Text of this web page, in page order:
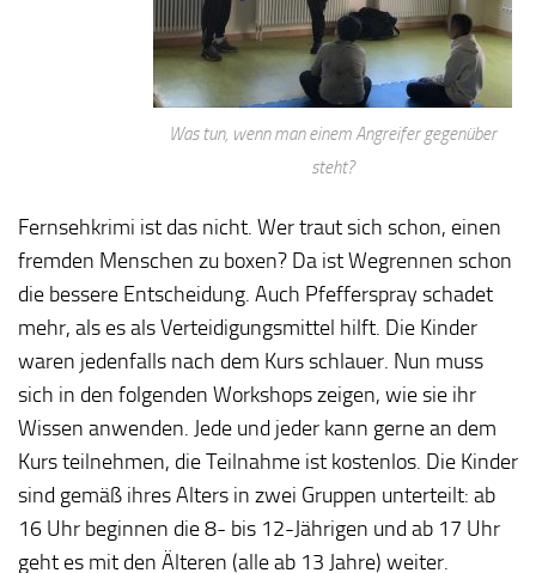
Was tun, wenn man einem Angreifer gegenüber
steht?
Fernsehkrimi ist das nicht. Wer traut sich schon, einen
fremden Menschen zu boxen? Da ist Wegrennen schon
die bessere Entscheidung. Auch Pfefferspray schadet
mehr, als es als Verteidigungsmittel hilft. Die Kinder
waren jedenfalls nach dem Kurs schlauer. Nun muss
sich in den folgenden Workshops zeigen, wie sie ihr
Wissen anwenden. Jede und jeder kann gerne an dem
Kurs teilnehmen, die Teilnahme ist kostenlos. Die Kinder
sind gemäß ihres Alters in zwei Gruppen unterteilt: ab
16 Uhr beginnen die 8- bis 12-Jährigen und ab 17 Uhr
geht es mit den Älteren (alle ab 13 Jahre) weiter.